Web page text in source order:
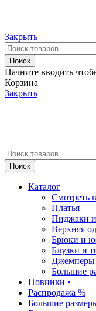
Закрыть
Поиск
Начните вводить
Корзина
Закрыть
Поиск
Каталог
Смотреть
Платья
Пиджаки
Верхняя
Брюки и
Блузки и
Джемперы
Большие
Новинки •
Распродажа %
Большие